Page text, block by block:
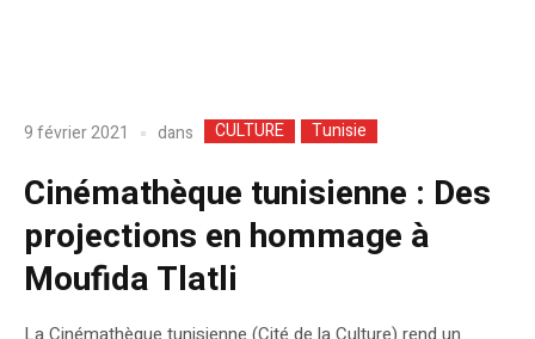
9 février 2021 dans CULTURE Tunisie
Cinémathèque tunisienne : Des
projections en hommage à
Moufida Tlatli